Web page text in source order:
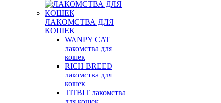
ЛАКОМСТВА ДЛЯ
КОШЕК
WANPY CAT
лакомства для
кошек
RICH BREED
лакомства для
кошек
TITBIT лакомства
для кошек